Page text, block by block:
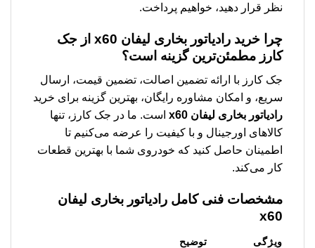
نظر قرار دهید، خواهیم پرداخت.
چرا خرید رادیاتور بخاری لیفان x60
از جک
کارز مطمئن‌ترین گزینه است؟
جک کارز با ارائه تضمین اصالت، تضمین قیمت، ارسال
سریع، و امکان مشاوره رایگان، بهترین گزینه برای خرید
رادیاتور بخاری لیفان x60
است. ما در جک کارز، تنها
کالاهای اورجینال و با کیفیت را عرضه می‌کنیم تا
اطمینان حاصل کنید که خودروی شما با بهترین قطعات
کار می‌کند.
مشخصات فنی کامل رادیاتور بخاری لیفان
x60
ویژگی
توضیح